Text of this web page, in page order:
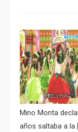
Mino Monta
años saltaba a la